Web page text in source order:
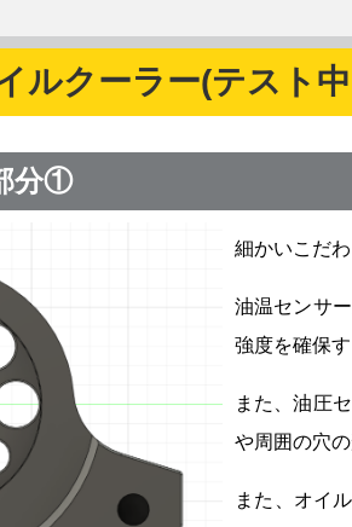
ルクーラー(テスト
分①
細かいこだ
油温センサ
強度を確保
また、油圧
や周囲の穴
また、オイ